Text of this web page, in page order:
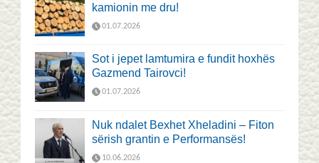
kamionin me dru!
01.07.2026
Sot i jepet lamtumira e fundit hoxhës
Gazmend Tairovci!
01.07.2026
Nuk ndalet Bexhet Xheladini – Fiton
sërish grantin e Performansës!
10.06.2026